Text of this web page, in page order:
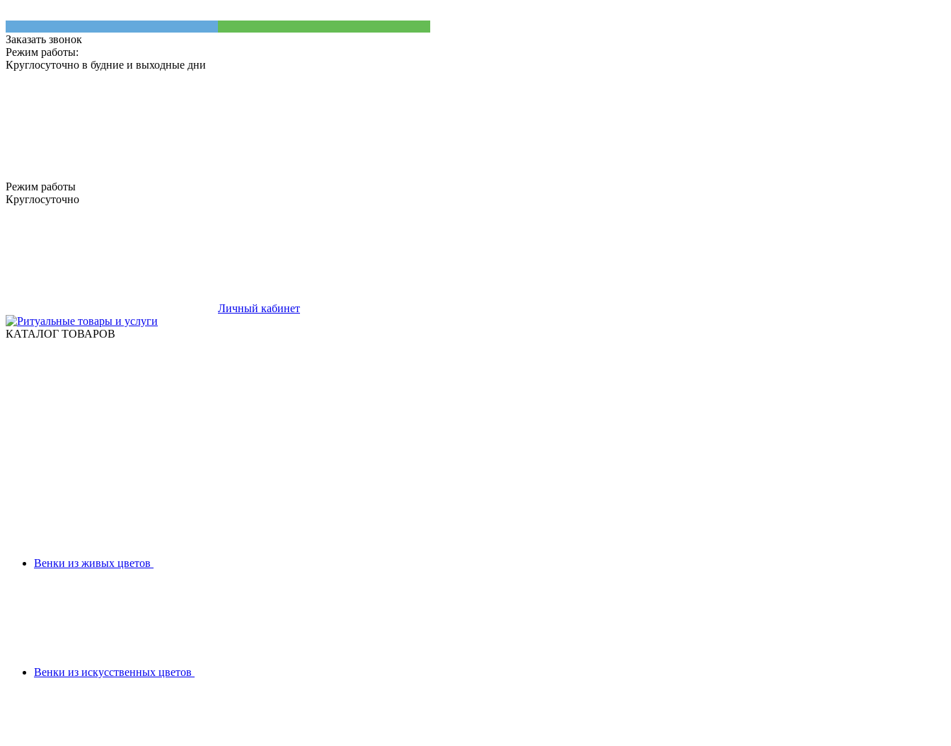
Заказать звонок
Режим работы:
Круглосуточно в будние и выходные дни
Режим работы
Круглосуточно
Личный кабинет
КАТАЛОГ ТОВАРОВ
Венки из живых цветов
Венки из искусственных цветов